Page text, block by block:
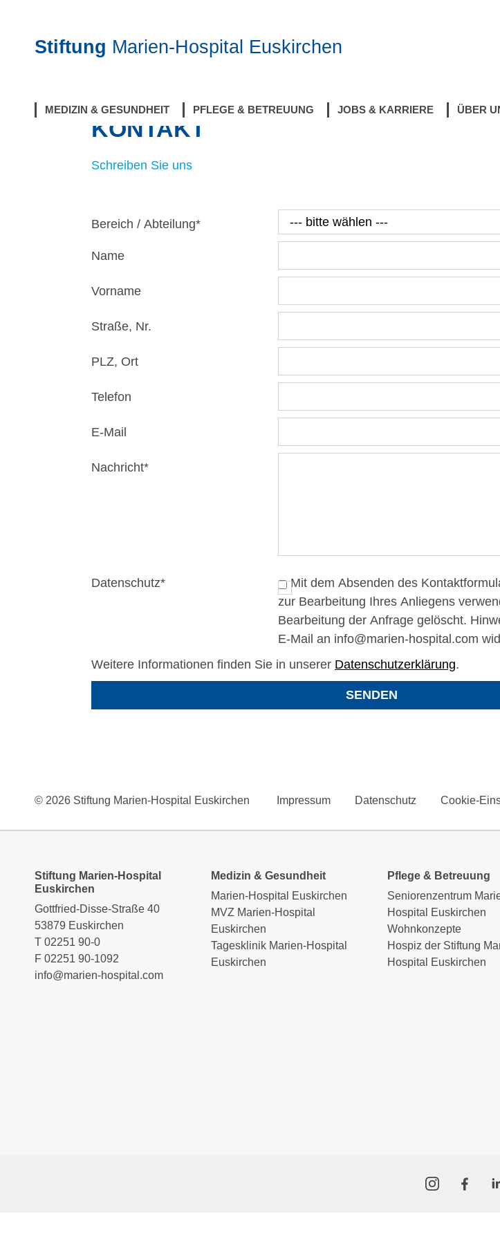
Stiftung Marien-Hospital Euskirchen
MEDIZIN & GESUNDHEIT PFLEGE & BETREUUNG JOBS & KARRIERE ÜBER
Home Kontakt
KONTAKT
Schreiben Sie uns
Bereich / Abteilung*
Name
Vorname
Straße, Nr.
PLZ, Ort
Telefon
E-Mail
Nachricht*
Datenschutz*
Mit dem Absenden des Kontaktformulars erklären Sie sich damit einverstanden, dass Ihre Daten
zur Bearbeitung Ihres Anliegens
Bearbeitung der Anfrage gelöscht.
E-Mail an info@marien-hospital.com
Weitere Informationen finden Sie in unserer Datenschutzerklärung.
© 2026 Stiftung Marien-Hospital Euskirchen Impressum Datenschutz Cookie-
Stiftung Marien-Hospital
Euskirchen
Gottfried-Disse-Straße 40
53879 Euskirchen
T 02251 90-0
F 02251 90-1092
info@marien-hospital.com
Medizin & Gesundheit
Marien-Hospital Euskirchen
MVZ Marien-Hospital
Euskirchen
Tagesklinik Marien-Hospital
Euskirchen
Pflege & Betreuung
Seniorenzentrum
Hospital Euskirchen
Wohnkonzepte
Hospiz der Stiftung
Hospital Euskirchen